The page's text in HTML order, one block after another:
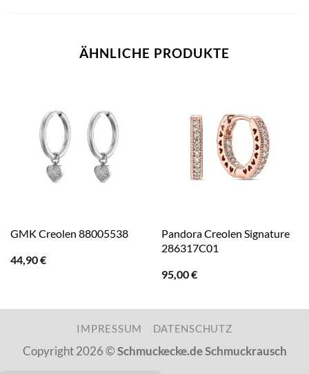
ÄHNLICHE PRODUKTE
GMK Creolen 88005538
44,90€
Pandora Creolen Signature
286317C01
95,00€
IMPRESSUM DATENSCHUTZ
Copyright 2026 ©Schmuckecke.de Schmuckrausch